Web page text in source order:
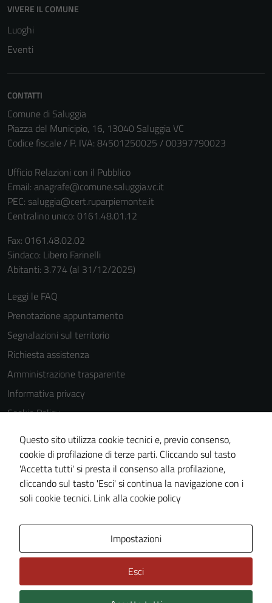
VIVERE IL COMUNE
Luoghi
Eventi
CONTATTI
Comune di Saluggia
Piazza del Municipio, 16, 13040 Saluggia VC
Codice fiscale / P. IVA: 84501250025 / 00397790023
Ufficio Relazioni con il Pubblico
Email: anagrafe@comune.saluggia.vc.it
PEC: saluggia@cert.ruparpiemonte.it
Centralino unico: 0161.48.01.12
Fax: 0161.48.02.02
Sindaco: Libero Farinelli
Abitanti: 3.774 (al 31/12/2025)
Leggi le FAQ
Prenotazione appuntamento
Segnalazioni sul territorio
Richiesta assistenza
Amministrazione trasparente
Informativa privacy
Cookie Policy
Note legali
Dichiarazione di accessibilità
Piano di miglioramento del sito
Statistiche sito web
Questo sito utilizza cookie tecnici e, previo consenso,
cookie di profilazione di terze parti. Cliccando sul tasto
'Accetta tutti' si presta il consenso alla profilazione,
cliccando sul tasto 'Esci' si continua la navigazione con i
soli cookie tecnici. Link alla cookie policy
Impostazioni
Esci
per il
funzionamento
essere